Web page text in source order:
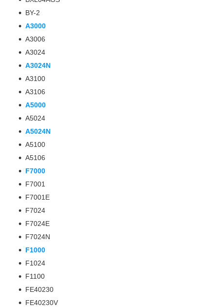
BY-2
A3000
A3006
A3024
A3024N
A3100
A3106
A5000
A5024
A5024N
A5100
A5106
F7000
F7001
F7001E
F7024
F7024E
F7024N
F1000
F1024
F1100
FE40230
FE40230V